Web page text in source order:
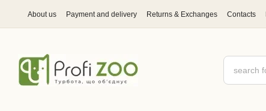
About us Payment and delivery Returns & Exchanges Contacts